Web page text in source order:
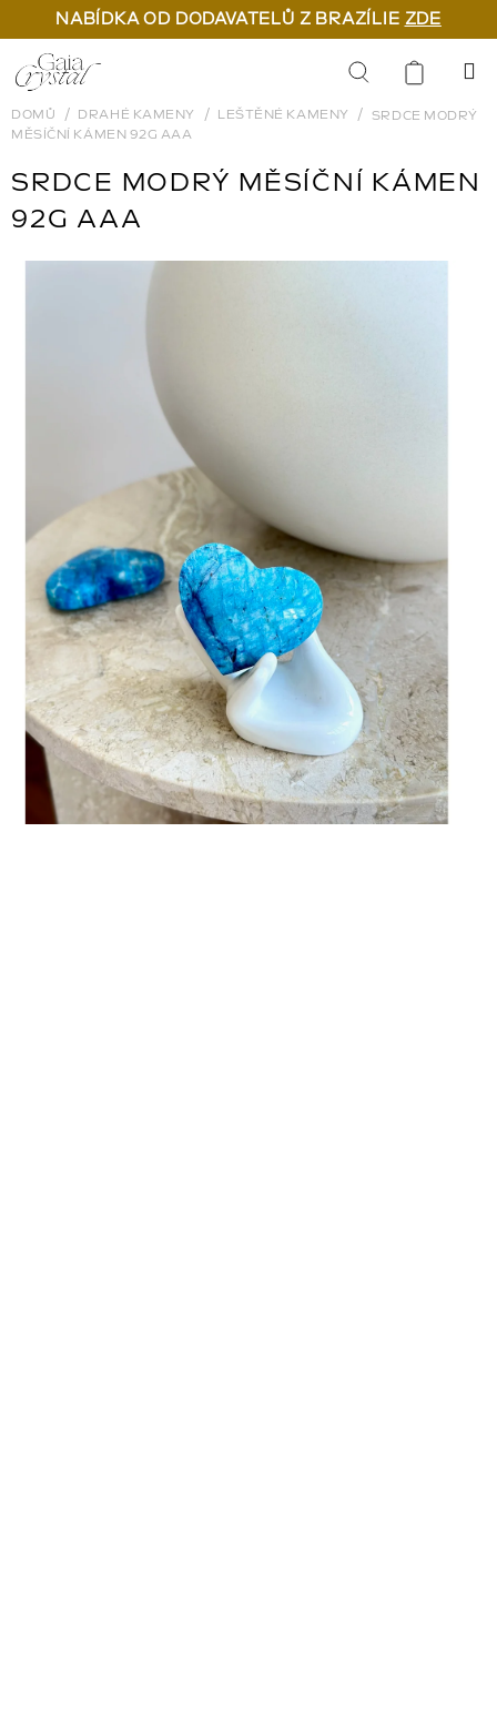
NABÍDKA OD DODAVATELŮ Z BRAZÍLIE ZDE
Přejít
na
obsah
Hledat
DOMŮ DRAHÉ KAMENY LEŠTĚNÉ KAMENY
SRDCE MODRÝ
MĚSÍČNÍ KÁMEN 92G AAA
SRDCE MODRÝ MĚSÍČNÍ KÁMEN
92G AAA